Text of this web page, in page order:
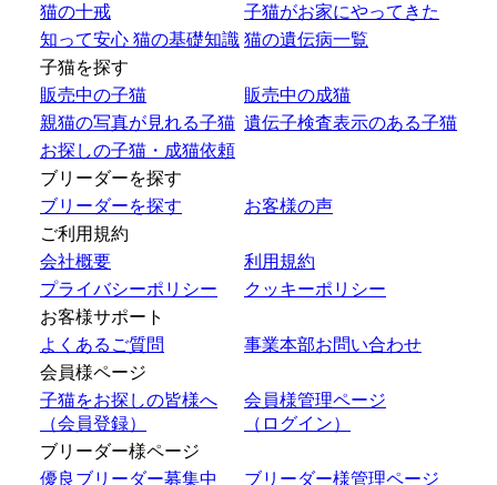
猫の十戒
子猫がお家にやってきた
知って安心 猫の基礎知識 猫の遺伝病一覧
子猫を探す
販売中の子猫
販売中の成猫
親猫の写真が見れる子猫 遺伝子検査表示のある子猫
お探しの子猫・成猫依頼
ブリーダーを探す
ブリーダーを探す
お客様の声
ご利用規約
会社概要
利用規約
プライバシーポリシー
クッキーポリシー
お客様サポート
よくあるご質問
事業本部お問い合わせ
会員様ページ
子猫をお探しの皆様へ
（会員登録）
会員様管理ページ
（ログイン）
ブリーダー様ページ
優良ブリーダー募集中
ブリーダー様管理ページ